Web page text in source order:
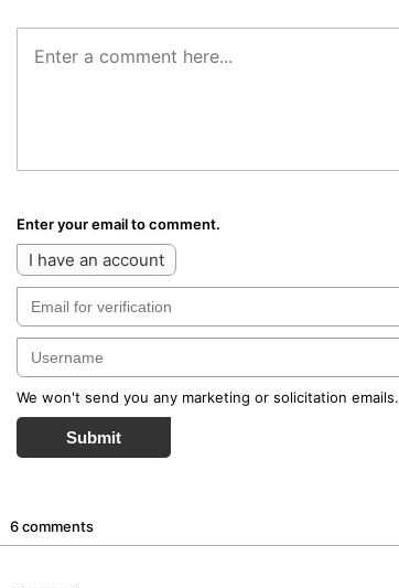
Enter your email to comment.
I have an account
We won't send you any marketing or solicitation emails.
Submit
6 comments